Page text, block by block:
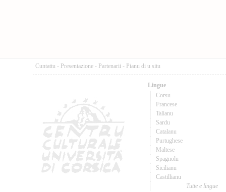
Cuntattu - Presentazione - Partenarii - Pianu di u situ
Lingue
Corsu
Francese
Talianu
Sardu
Catalanu
Purtughese
Maltese
Spagnolu
Sicilianu
Castillianu
Tutte e lingue